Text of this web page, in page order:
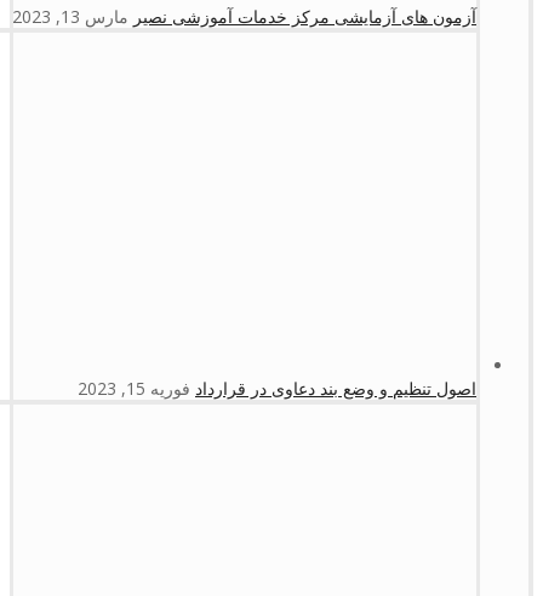
آزمون های آزمایشی مرکز خدمات آموزشی نصیر مارس 13, 2023
اصول تنظیم و وضع بند دعاوی در قرارداد فوریه 15, 2023